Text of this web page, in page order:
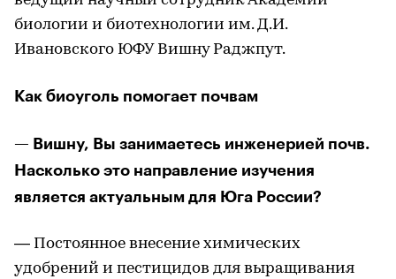
биологии и биотехнологии им. Д.И.
Ивановского ЮФУ Вишну Раджпут.
Как биоуголь помогает почвам
— Вишну, Вы занимаетесь инженерией почв.
Насколько это направление изучения
является актуальным для Юга России?
— Постоянное внесение химических
удобрений и пестицидов для выращивания